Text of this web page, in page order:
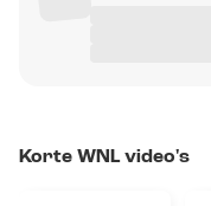
Korte WNL video's